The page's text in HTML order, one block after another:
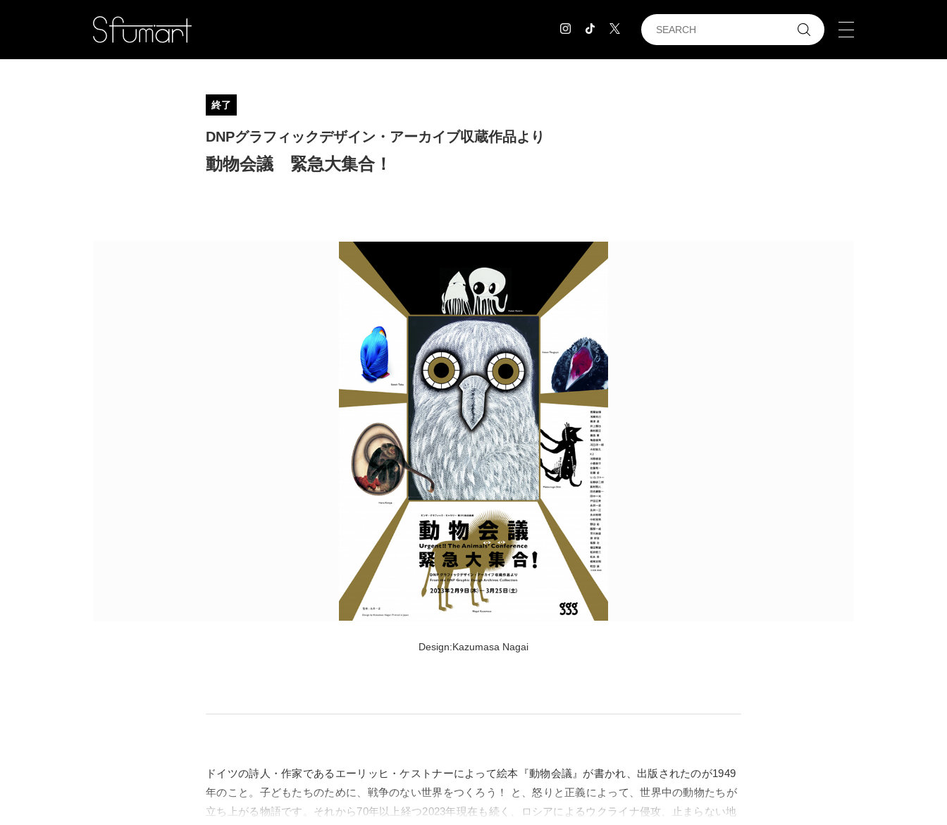
EXHIBITION 展覧会情報
CONTACT
POLICY COMPANY
終了
DNPグラフィックデザイン・アーカイブ収蔵作品より
動物会議 緊急大集合！
Design:Kazumasa Nagai
ドイツの詩人・作家であるエーリッヒ・ケストナーによって絵本『動物会議』が書かれ、出版されたのが1949
年のこと。子どもたちのために、戦争のない世界をつくろう！ と、怒りと正義によって、世界中の動物たちが
立ち上がる物語です。それから70年以上経つ2023年現在も続く、ロシアによるウクライナ侵攻、止まらない地